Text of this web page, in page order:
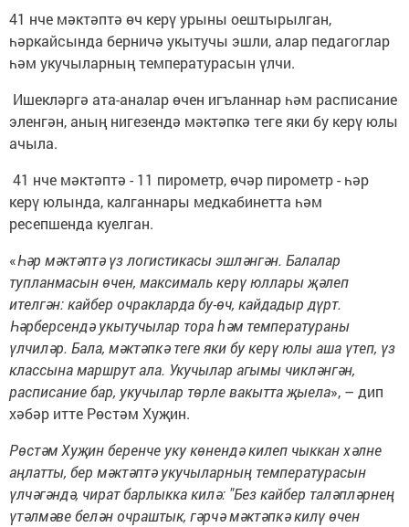
41 нче мәктәптә өч керү урыны оештырылган,
һәркайсында берничә укытучы эшли, алар педагоглар
һәм укучыларның температурасын үлчи.
Ишекләргә ата-аналар өчен игъланнар һәм расписание
эленгән, аның нигезендә мәктәпкә теге яки бу керү юлы
ачыла.
41 нче мәктәптә - 11 пирометр, өчәр пирометр - һәр
керү юлында, калганнары медкабинетта һәм
ресепшенда куелган.
«Һәр мәктәптә үз логистикасы эшләнгән. Балалар
тупланмасын өчен, максималь керү юллары җәлеп
ителгән: кайбер очракларда бу-өч, кайдадыр дүрт.
Һәрберсендә укытучылар тора һәм температураны
үлчиләр. Бала, мәктәпкә теге яки бу керү юлы аша үтеп, үз
классына маршрут ала. Укучылар агымы чикләнгән,
расписание бар, укучылар төрле вакытта җыела», – дип
хәбәр итте Рөстәм Хуҗин.
Рөстәм Хуҗин беренче уку көнендә килеп чыккан хәлне
аңлатты, бер мәктәптә укучыларның температурасын
үлчәгәндә, чират барлыкка килә: "Без кайбер таләпләрнең
үтәлмәве белән очраштык, гәрчә мәктәпкә килү өчен